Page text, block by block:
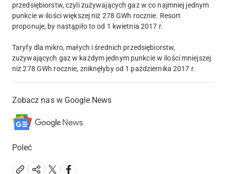
przedsiębiorstw, czyli zużywających gaz w co najmniej jednym
punkcie w ilości większej niż 278 GWh rocznie. Resort
proponuje, by nastąpiło to od 1 kwietnia 2017 r.
Taryfy dla mikro, małych i średnich przedsiębiorstw,
zużywających gaz w każdym jednym punkcie w ilości mniejszej
niż 278 GWh rocznie, zniknęłyby od 1 października 2017 r.
Zobacz nas w Google News
Poleć